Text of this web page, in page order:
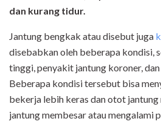
dan kurang tidur.
Jantung bengkak atau disebut juga
disebabkan oleh beberapa kondisi,
tinggi, penyakit jantung koroner,
Beberapa kondisi tersebut bisa
bekerja lebih keras dan otot jantung
jantung membesar atau mengalami